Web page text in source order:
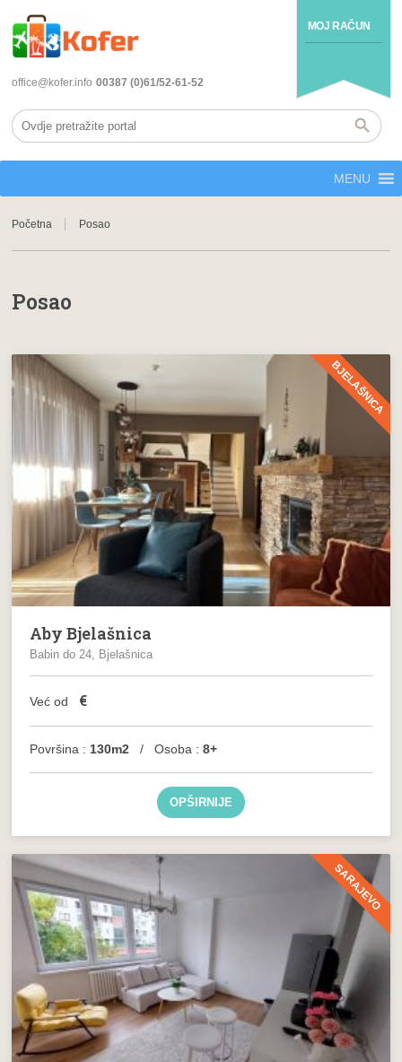
MOJ RAČUN
office@kofer.info 00387 (0)61/52-61-52
MENU
Početna Posao
Posao
BJELAŠNICA
Aby Bjelašnica
Babin do 24, Bjelašnica
Već od €
Površina : 130m2 / Osoba :8+
OPŠIRNIJE
SARAJEVO